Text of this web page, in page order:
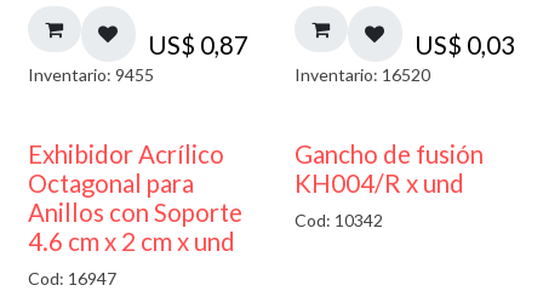
US$ 0,87
Inventario: 9455
US$ 0,03
Inventario: 16520
50% DESCUENTO
Exhibidor Acrílico
Octagonal para
Anillos con Soporte
4.6 cm x 2 cm x und
Cod: 16947
Gancho de fusión
KH004/R x und
Cod: 10342